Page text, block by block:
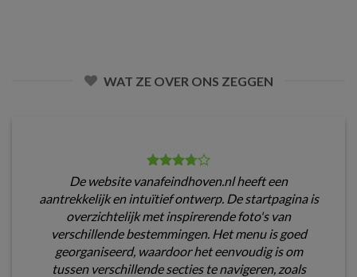
WAT ZE OVER ONS ZEGGEN
De website vanafeindhoven.nl heeft een
aantrekkelijk en intuïtief ontwerp. De startpagina is
overzichtelijk met inspirerende foto's van
verschillende bestemmingen. Het menu is goed
georganiseerd, waardoor het eenvoudig is om
tussen verschillende secties te navigeren, zoals